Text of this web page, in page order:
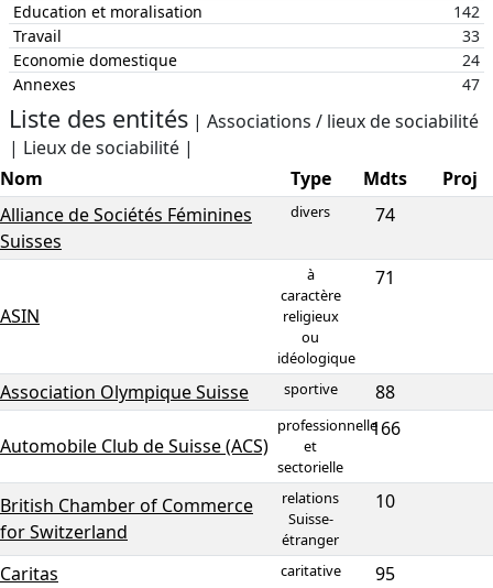
Education et moralisation
142
Travail
33
Economie domestique
24
Annexes
47
Liste des entités | Associations / lieux de sociabilité
| Lieux de sociabilité |
Nom
Type Mdts
Proj
Alliance de Sociétés Féminines
Suisses
divers 74
ASIN
à
caractère
religieux
ou
idéologique
71
Association Olympique Suisse sportive 88
Automobile Club de Suisse (ACS)
professionnelle
et
sectorielle
166
British Chamber of Commerce
for Switzerland
relations
Suisse-
étranger
10
Caritas caritative
95